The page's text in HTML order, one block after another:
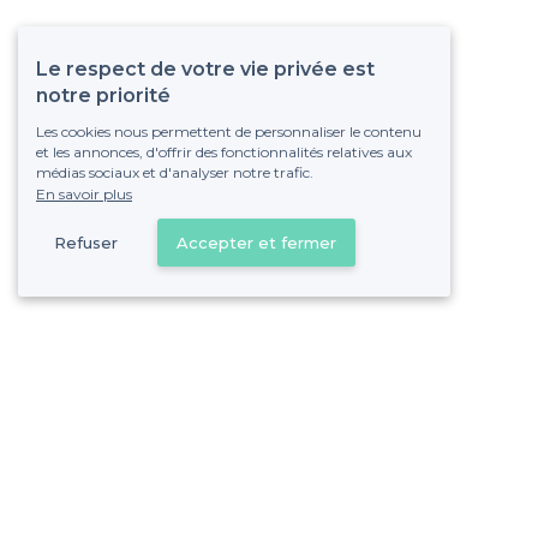
Le respect de votre vie privée est
notre priorité
Les cookies nous permettent de personnaliser le contenu
et les annonces, d'offrir des fonctionnalités relatives aux
médias sociaux et d'analyser notre trafic.
En savoir plus
Refuser Accepter et fermer